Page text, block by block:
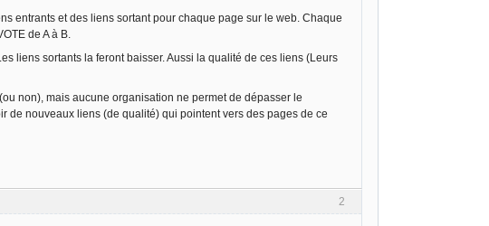
entrants et des liens sortant pour chaque page sur le web. Chaque
de A à B.
liens sortants la feront baisser. Aussi la qualité de ces liens (Leurs
non), mais aucune organisation ne permet de dépasser le
de nouveaux liens (de qualité) qui pointent vers des pages de ce
2